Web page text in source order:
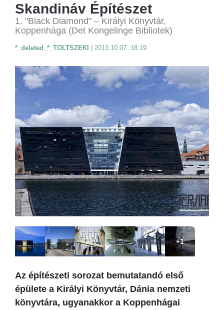
Skandináv Építészet
1. "Black Diamond" – Királyi Könyvtár,
Koppenhága (Det Kongelinge Bibliotek)
*_deleted_*_TOLTSZEKI 2013.10.07. 18:19
+1
Az építészeti sorozat bemutatandó első
épülete a Királyi Könyvtár, Dánia nemzeti
könyvtára, ugyanakkor a Koppenhágai